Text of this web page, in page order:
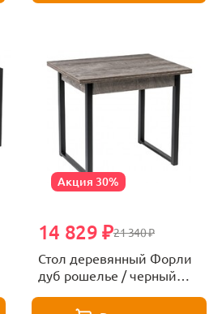
Акция 30%
21 340 ₽
14 829 ₽
Стол деревянный Форли
дуб рошелье / черный